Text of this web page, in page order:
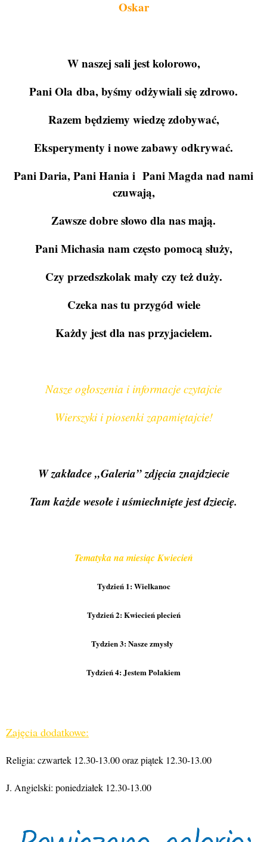
Oskar
W naszej sali jest kolorowo,
Pani Ola dba, byśmy odżywiali się zdrowo.
Razem będziemy wiedzę zdobywać,
Eksperymenty i nowe zabawy odkrywać.
Pani Daria, Pani Hania i Pani Magda nad nami
czuwają,
Zawsze dobre słowo dla nas mają.
Pani Michasia nam często pomocą służy,
Czy przedszkolak mały czy też duży.
Czeka nas tu przygód wiele
Każdy jest dla nas przyjacielem.
Nasze ogłoszenia i informacje czytajcie
Wierszyki i piosenki zapamiętajcie!
W zakładce „Galeria” zdjęcia znajdziecie
Tam każde wesołe i uśmiechnięte jest dziecię.
Tematyka na miesiąc Kwiecień
Tydzień 1: Wielkanoc
Tydzień 2: Kwiecień plecień
Tydzien 3: Nasze zmysły
Tydzień 4: Jestem Polakiem
Zajęcia dodatkowe:
Religia: czwartek 12.30-13.00 oraz piątek 12.30-13.00
J. Angielski: poniedziałek 12.30-13.00